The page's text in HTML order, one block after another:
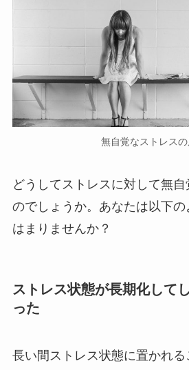
無自覚なストレスの
どうしてストレスに対して無
のでしょうか。あなたは以下
はまりませんか？
ストレス状態が長期化して
った
長い間ストレス状態に置かれ